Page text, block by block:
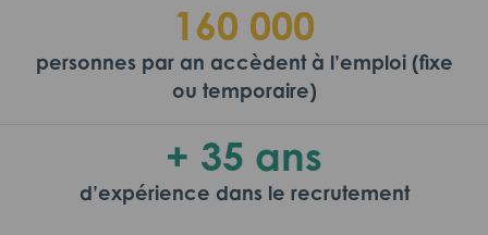
160 000
personnes par an accèdent à l’emploi (fixe
ou temporaire)
+ 35 ans
d’expérience dans le recrutement